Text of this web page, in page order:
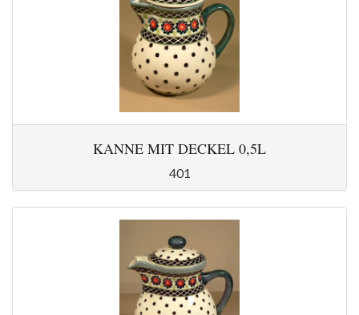
KANNE MIT DECKEL 0,5L
401